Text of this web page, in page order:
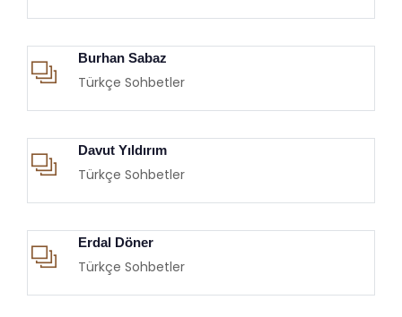
Burhan Sabaz
Türkçe Sohbetler
Davut Yıldırım
Türkçe Sohbetler
Erdal Döner
Türkçe Sohbetler